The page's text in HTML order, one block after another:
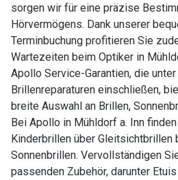
sorgen wir für eine präzise
Hörvermögens. Dank unserer
Terminbuchung profitieren Sie
Wartezeiten beim Optiker in
Apollo Service-Garantien, die
Brillenreparaturen einschließen,
breite Auswahl an Brillen,
Bei Apollo in Mühldorf a. Inn
Kinderbrillen über Gleitsichtbrillen
Sonnenbrillen. Vervollständigen
passenden Zubehör, darunter